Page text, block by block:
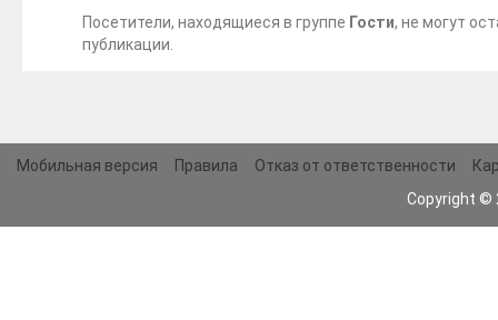
Посетители, находящиеся в группе Гости, не могут
публикации.
Мобильная версия Правила Отказ от ответственности
Copyright ©